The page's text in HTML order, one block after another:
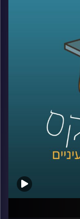
שוב קרבות קשים
זה קשור
ד"ר חיים קורן,
אוניברסיטת
ומצרים.